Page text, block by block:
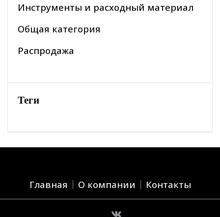
Инструменты и расходный материал
Общая категория
Распродажа
Теги
Главная О компании Контакты